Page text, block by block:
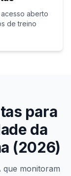
aberto
de treino
para
da
(2026)
que monitoram